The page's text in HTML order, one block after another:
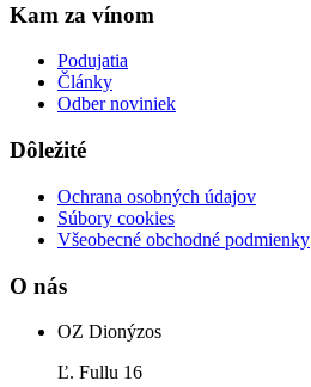
Kam za vínom
Podujatia
Články
Odber noviniek
Dôležité
Ochrana osobných údajov
Súbory cookies
Všeobecné obchodné podmienky
O nás
OZ Dionýzos
Ľ. Fullu 16